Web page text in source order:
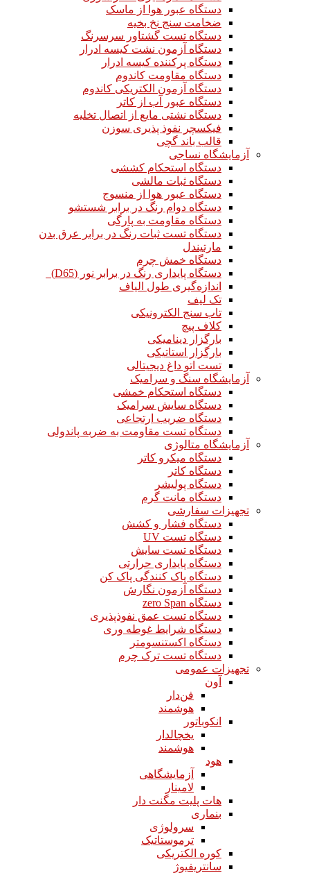
دستگاه عبور هوا از ماسک
ضخامت سنج نخ بخیه
دستگاه تست گشتاور سرسرنگ
دستگاه آزمون نشت کیسه ادرار
دستگاه پرکننده کیسه ادرار
دستگاه مقاومت کاندوم
دستگاه آزمون الکتریکی کاندوم
دستگاه عبور آب از کاتر
دستگاه نشتی مایع از اتصال تخلیه
فیکسچر نفوذ پذیری سوزن
قالب باند گچی
آزمایشگاه نساجی
دستگاه استحکام کششی
دستگاه ثبات مالشی
دستگاه عبور هوا از منسوج
دستگاه دوام رنگ در برابر شستشو
دستگاه مقاومت به پارگی
دستگاه تست ثبات رنگ در برابر عرق بدن
مارتیندل
دستگاه خمش چرم
دستگاه پایداری رنگ در برابر نور (D65)
اندازه‌گیری طول الیاف
تک لیف
تاب سنج الکترونیکی
کلاف پیچ
بارگزار دینامیکی
بارگزار استاتیکی
تست اتو داغ دیجیتالی
آزمایشگاه سنگ و سرامیک
دستگاه استحکام خمشی
دستگاه سایش سرامیک
دستگاه ضریب ارتجاعی
دستگاه تست مقاومت به ضربه پاندولی
آزمایشگاه متالوژی
دستگاه میکرو کاتر
دستگاه کاتر
دستگاه پولیشر
دستگاه مانت گرم
تجهیزات سفارشی
دستگاه فشار و کشش
دستگاه تست UV
دستگاه تست سایش
دستگاه پایداری حرارتی
دستگاه پاک کنندگی پاک کن
دستگاه آزمون نگارش
دستگاه zero Span
دستگاه تست عمق نفوذپذیری
دستگاه شرایط غوطه وری
دستگاه اکستنسومتر
دستگاه تست ترک چرم
تجهیزات عمومی
آون
فن‌دار
هوشمند
انکوباتور
یخچالدار
هوشمند
هود
آزمایشگاهی
لامینار​​​​​​​
هات پلیت مگنت دار​​​​​​​
بنماری
سرولوژی
ترموستاتیک
کوره الکتریکی
سانتریفیوژ